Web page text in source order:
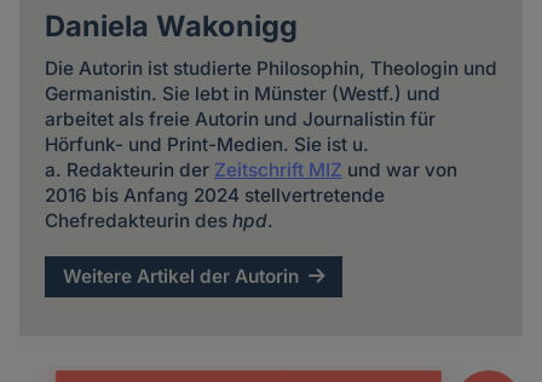
Daniela Wakonigg
Die Autorin ist studierte Philosophin, Theologin und
Germanistin. Sie lebt in Münster (Westf.) und
arbeitet als freie Autorin und Journalistin für
Hörfunk- und Print-Medien. Sie ist u.
a. Redakteurin der Zeitschrift MIZ und war von
2016 bis Anfang 2024 stellvertretende
Chefredakteurin des hpd.
Weitere Artikel der Autorin